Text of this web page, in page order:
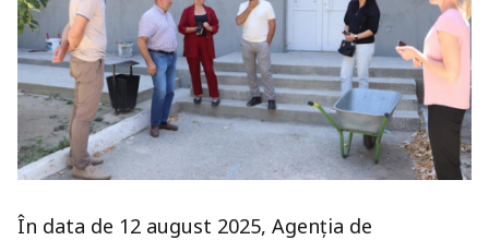
În data de 12 august 2025, Agenția de